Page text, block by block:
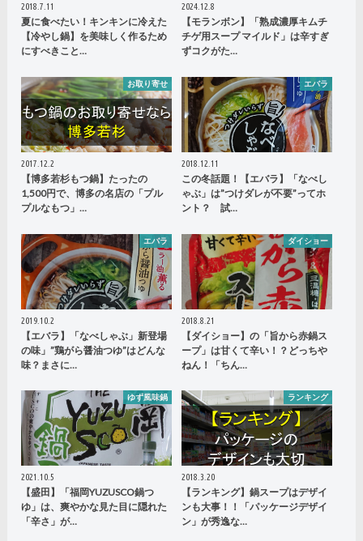
2018.7.11
夏に食べたい！キンキンに冷えた
【冷やし鍋】を美味しく作るため
にすべきこと…
2024.12.8
【モランボン】「熟成濃厚キムチ
チゲ用スープ マイルド」は辛すぎ
ずコクがた…
お取り寄せ
2017.12.2
【博多若杉もつ鍋】たったの
1,500円で、博多の名店の「プル
プルなもつ」…
エバラ
2018.12.11
この冬話題！【エバラ】「なべし
ゃぶ」は”つけダレが不要”ってホ
ント？ 試…
エバラ
2019.10.2
【エバラ】「なべしゃぶ」新登場
の味」”鶏がら醤油つゆ”はどんな
味？まさに…
ダイショー
2018.8.21
【ダイショー】の「旨から赤鍋ス
ープ」は甘くて辛い！？どっちや
ねん！「ちん…
ゆず風味鍋
2021.10.5
【盛田】「福岡YUZUSCO鍋つ
ゆ」は、爽やかな見た目に隠れた
「辛さ」が…
ランキング
2018.3.20
【ランキング】鍋スープはデザイ
ンも大事！！「パッケージデザイ
ン」が秀逸な…